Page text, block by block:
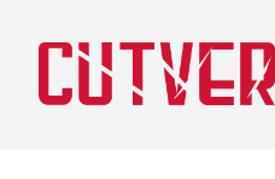
Inhalt
springen